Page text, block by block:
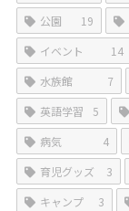
公園
19
イベント
14
水族館
7
英語学習
5
病気
4
育児グッズ
3
キャンプ
3